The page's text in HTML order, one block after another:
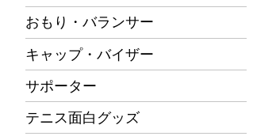
おもり・バランサー
キャップ・バイザー
サポーター
テニス面白グッズ